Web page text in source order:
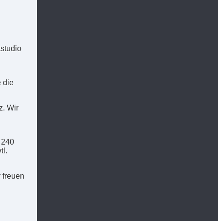
die
Wir
freuen